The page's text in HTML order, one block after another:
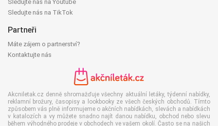
Sledujte nás na Youtube
Sledujte nás na TikTok
Partneři
Máte zájem o partnerství?
Kontaktujte nás
Akcniletak.cz denně shromažďuje všechny aktuální letáky, týdenní nabídky,
reklamní brožury, časopisy a lookbooky ze všech českých obchodů. Tímto
způsobem vás plně informujeme o akčních nabídkách, slevách a nabídkách
v katalozích a vy můžete snadno najít danou nabídku, obchod nebo slevu
během výhodného prodeje v obchodech ve vašem okolí. Často se na našich